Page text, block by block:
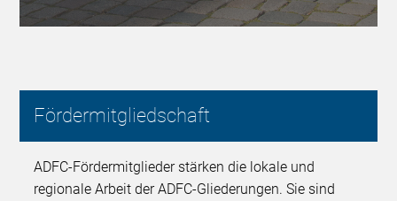
Fördermitgliedschaft
ADFC-Fördermitglieder stärken die lokale und
regionale Arbeit der ADFC-Gliederungen. Sie sind